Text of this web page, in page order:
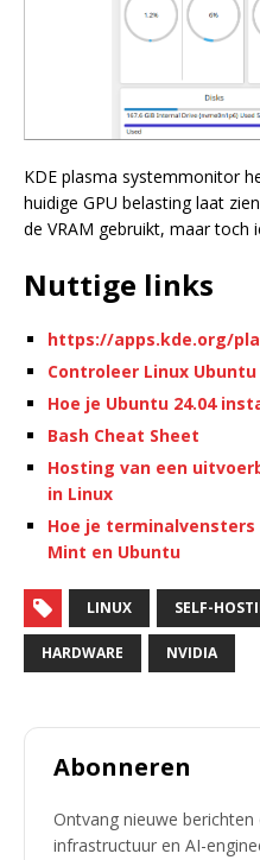
KDE plasma systemmonitor
huidige GPU belasting laat
de VRAM gebruikt, maar toch
Nuttige links
https://apps.kde.org/
Controleer Linux Ubuntu
Hoe je Ubuntu 24.04
Bash Cheat Sheet
Hosting van een
in Linux
Hoe je
Mint en Ubuntu
LINUX SELF-
HARDWARE NVIDIA
Abonneren
Ontvang nieuwe
infrastructuur en AI-